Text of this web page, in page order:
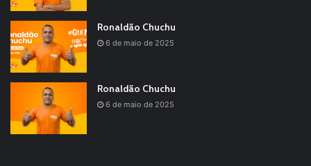
Ronaldão Chuchu
6 de maio de 2025
Ronaldão Chuchu
6 de maio de 2025